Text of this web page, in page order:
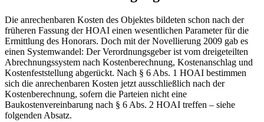
Die anrechenbaren Kosten des Objektes bildeten schon nach der
früheren Fassung der HOAI einen wesentlichen Parameter für die
Ermittlung des Honorars. Doch mit der Novellierung 2009 gab es
einen Systemwandel: Der Verordnungsgeber ist vom dreigeteilten
Abrechnungssystem nach Kostenberechnung, Kostenanschlag und
Kostenfeststellung abgerückt. Nach § 6 Abs. 1 HOAI bestimmen
sich die anrechenbaren Kosten jetzt ausschließlich nach der
Kostenberechnung, sofern die Parteien nicht eine
Baukostenvereinbarung nach § 6 Abs. 2 HOAI treffen – siehe
folgenden Absatz.